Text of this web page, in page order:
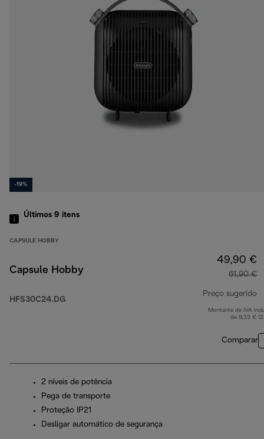
-19%
Últimos 9 itens
CAPSULE HOBBY
Capsule Hobby
HFS30C24.DG
49,90 €
61,90 €
Preço sugerido
Montante de IVA
de 9,33 €
Comparar
2 níveis de potência
Pega de transporte
Proteção IP21
Desligar automático de segurança